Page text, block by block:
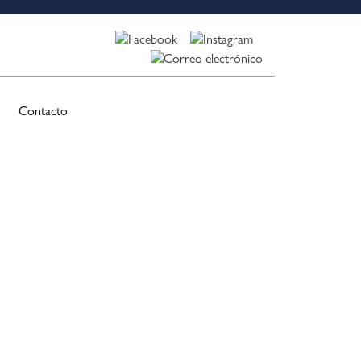
Contacto